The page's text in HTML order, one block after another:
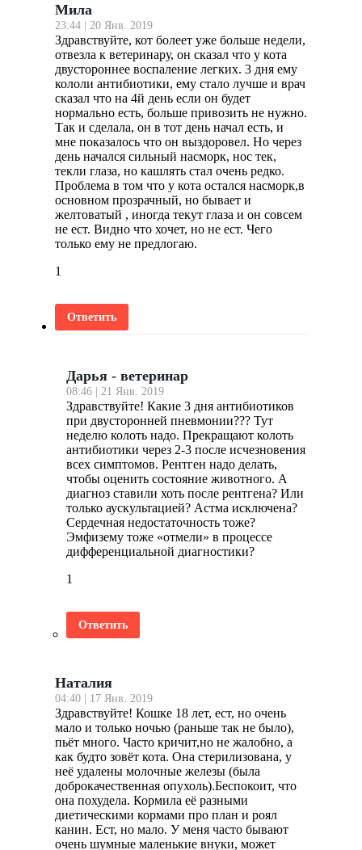
Мила
23:44 | 20 Янв. 2019
Здравствуйте, кот болеет уже больше недели,
отвезла к ветеринару, он сказал что у кота
двустороннее воспаление легких. 3 дня ему
кололи антибиотики, ему стало лучше и врач
сказал что на 4й день если он будет
нормально есть, больше привозить не нужно.
Так и сделала, он в тот день начал есть, и
мне показалось что он выздоровел. Но через
день начался сильный насморк, нос тек,
текли глаза, но кашлять стал очень редко.
Проблема в том что у кота остался насморк,в
основном прозрачный, но бывает и
желтоватый , иногда текут глаза и он совсем
не ест. Видно что хочет, но не ест. Чего
только ему не предлогаю.
1
Ответить
Дарья - ветеринар
08:46 | 21 Янв. 2019
Здравствуйте! Какие 3 дня антибиотиков
при двусторонней пневмонии??? Тут
неделю колоть надо. Прекращают колоть
антибиотики через 2-3 после исчезновения
всех симптомов. Рентген надо делать,
чтобы оценить состояние животного. А
диагноз ставили хоть после рентгена? Или
только аускультацией? Астма исключена?
Сердечная недостаточность тоже?
Эмфизему тоже «отмели» в процессе
дифференциальной диагностики?
1
Ответить
Наталия
04:40 | 17 Янв. 2019
Здравствуйте! Кошке 18 лет, ест, но очень
мало и только ночью (раньше так не было),
пьёт много. Часто кричит,но не жалобно, а
как будто зовёт кота. Она стерилизована, у
неё удалены молочные железы (была
доброкачественная опухоль).Беспокоит, что
она похудела. Кормила её разными
диетическими кормами про план и роял
канин. Ест, но мало. У меня часто бывают
очень шумные маленькие внуки, может